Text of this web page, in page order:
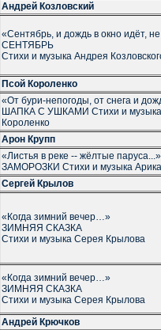
Андрей Козловский
«Сентябрь, и дождь в окно идёт,
СЕНТЯБРЬ
Стихи и музыка Андрея
Псой Короленко
«От бури-непогоды, от снега и
ШАПКА С УШКАМИ Стихи и
Короленко
Арон Крупп
«Листья в реке -- жёлтые паруса...»
ЗАМОРОЗКИ Стихи и музыка
Сергей Крылов
«Когда зимний вечер…»
ЗИМНЯЯ СКАЗКА
Стихи и музыка Серея Крылова
«Когда зимний вечер…»
ЗИМНЯЯ СКАЗКА
Стихи и музыка Серея Крылова
Андрей Крючков